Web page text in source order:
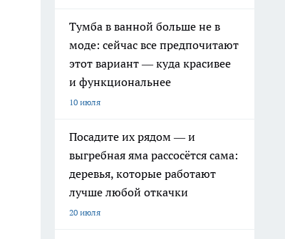
Тумба в ванной больше не в
моде: сейчас все предпочитают
этот вариант — куда красивее
и функциональнее
10 июля
Посадите их рядом — и
выгребная яма рассосётся сама:
деревья, которые работают
лучше любой откачки
20 июля